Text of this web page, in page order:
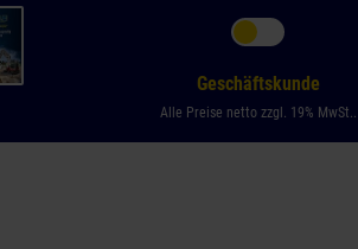
Geschäftskunde
Alle Preise netto zzgl. 19% MwSt..